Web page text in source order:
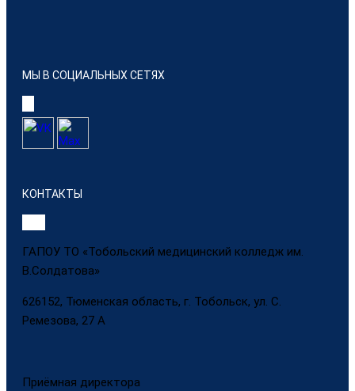
МЫ В СОЦИАЛЬНЫХ СЕТЯХ
КОНТАКТЫ
ГАПОУ ТО «Тобольский медицинский колледж им.
В.Солдатова»
626152, Тюменская область, г. Тобольск, ул. С.
Ремезова, 27 А
Приёмная директора